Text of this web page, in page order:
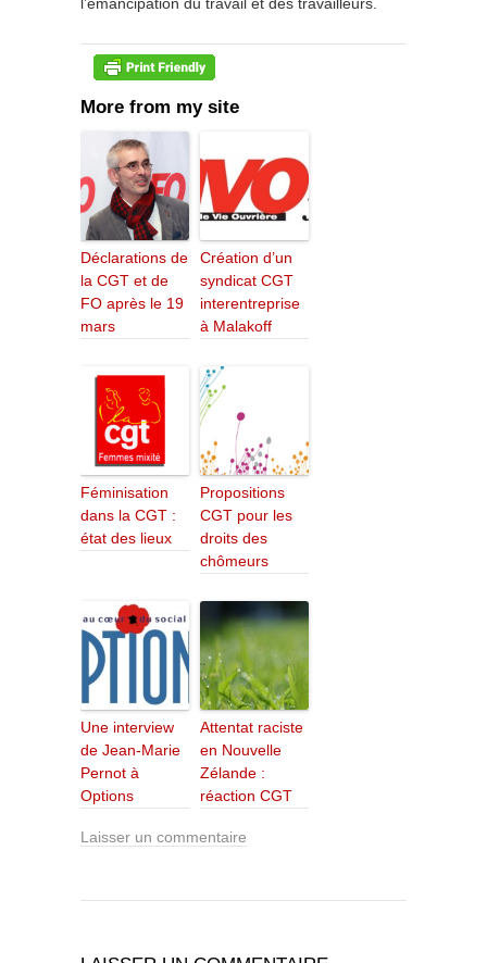
More from my site
Déclarations de
la CGT et de
FO après le 19
mars
Création d’un
syndicat CGT
interentreprise
à Malakoff
Féminisation
dans la CGT :
état des lieux
Propositions
CGT pour les
droits des
chômeurs
Une interview
de Jean-Marie
Pernot à
Options
Attentat raciste
en Nouvelle
Zélande :
réaction CGT
Laisser un commentaire